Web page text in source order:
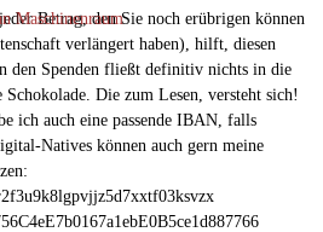
Maschinenraum
Betrag, den Sie noch erübrigen können
verlängert haben), hilft, diesen
den Spenden fließt definitiv nichts in die
Die zum Lesen, versteht sich!
ich auch eine passende IBAN, falls
Natives können auch gern meine